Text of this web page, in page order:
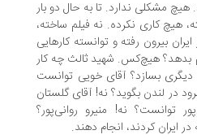
ندارد. تا به حال دو بار
نکرده. نه فیلم ساخته،
رفته و توانسته کارهایی
هیچ‌کس. شهید ثالث چه کار
آقای خویی توانست
بگوید؟ نه! آقای گلستان
نه! منیرو روانی‌پور؟
‌کردند، انجام دهند.